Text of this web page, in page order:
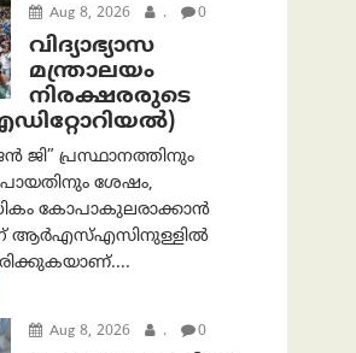
Aug 8, 2026 . 0
വിദ്യാഭ്യാസ
മന്ത്രാലയം
നിരക്ഷരരുടെ
ജി” പ്രസ്ഥാനത്തിനും
ശേഷം,
കോപാകുലരാക്കാൻ
ആർ‌എസ്‌എസിനുള്ളിൽ
Aug 8, 2026 . 0